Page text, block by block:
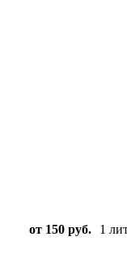
от 150 руб. 1